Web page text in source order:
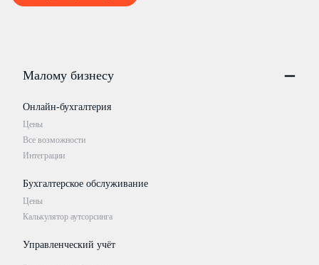
Малому бизнесу
Онлайн-бухгалтерия
Цены
Все возможности
Интеграции
Бухгалтерское обслуживание
Цены
Калькулятор аутсорсинга
Управленческий учёт